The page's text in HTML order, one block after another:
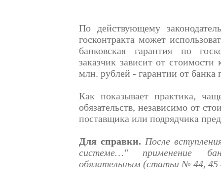
По действующему
госконтракта может
банковская гарантия по
заказчик зависит от
млн. рублей - гарантии от банка
Как показывает практика,
обязательств, независимо от
поставщика или подрядчика
Для справки. После
системе…" применение
обязательным (статьи № 44,